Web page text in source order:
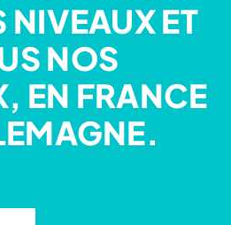
NIVEAUX ET
NOS
EN FRANCE